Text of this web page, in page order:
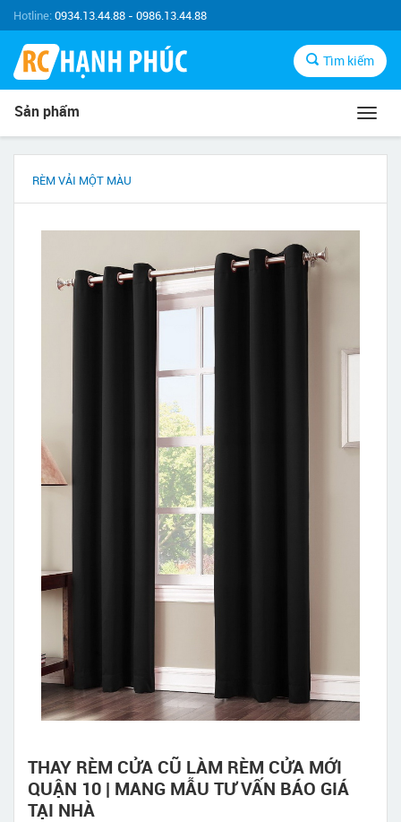
Hotline:0934.13.44.88 - 0986.13.44.88
Tìm kiếm
Sản phẩm
RÈM VẢI MỘT MÀU
THAY RÈM CỬA CŨ LÀM RÈM CỬA MỚI
QUẬN 10 | MANG MẪU TƯ VẤN BÁO GIÁ
TẠI NHÀ